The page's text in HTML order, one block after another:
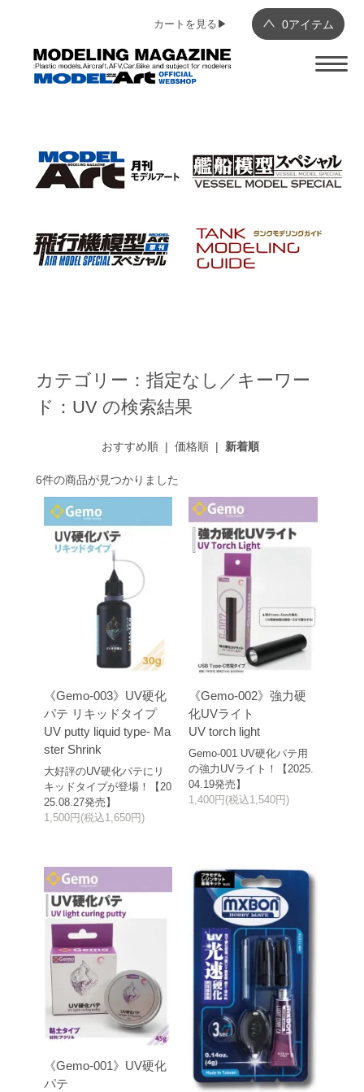
0アイテム
カートを見る▶︎
カテゴリー：指定なし／キーワー
ド：UV の検索結果
おすすめ順 |価格順 | 新着順
6件の商品が見つかりました
《Gemo-003》UV硬化
パテ リキッドタイプ
UV putty liquid type- Ma
ster Shrink
大好評のUV硬化パテにリ
キッドタイプが登場！【20
25.08.27発売】
1,500円(税込1,650円)
《Gemo-002》強力硬
化UVライト
UV torch light
Gemo-001 UV硬化パテ用
の強力UVライト！【2025.
04.19発売】
1,400円(税込1,540円)
《Gemo-001》UV硬化
パテ